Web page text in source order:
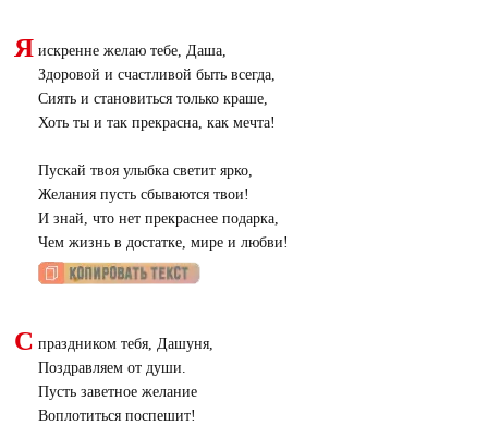
Я искренне желаю тебе, Даша,
Здоровой и счастливой быть всегда,
Сиять и становиться только краше,
Хоть ты и так прекрасна, как мечта!
Пускай твоя улыбка светит ярко,
Желания пусть сбываются твои!
И знай, что нет прекраснее подарка,
Чем жизнь в достатке, мире и любви!
С праздником тебя, Дашуня,
Поздравляем от души.
Пусть заветное желание
Воплотиться поспешит!